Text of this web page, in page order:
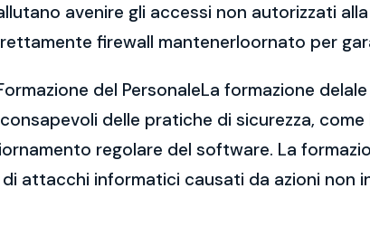
avenire gli accessi non autorizzati
firewall mantenerloornato per
del PersonaleLa formazione
delle pratiche di sicurezza,
regolare del software. La
attacchi informatici causati da azioni